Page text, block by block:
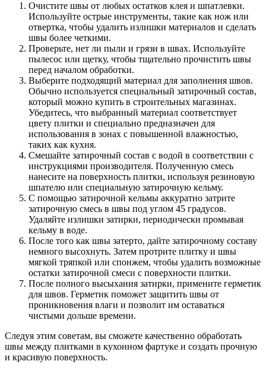
Очистите швы от любых остатков клея и шпатлевки.
Используйте острые инструменты, такие как нож или
отвертка, чтобы удалить излишки материалов и сделать
швы более четкими.
Проверьте, нет ли пыли и грязи в швах. Используйте
пылесос или щетку, чтобы тщательно прочистить швы
перед началом обработки.
Выберите подходящий материал для заполнения швов.
Обычно используется специальный затирочный состав,
который можно купить в строительных магазинах.
Убедитесь, что выбранный материал соответствует
цвету плитки и специально предназначен для
использования в зонах с повышенной влажностью,
таких как кухня.
Смешайте затирочный состав с водой в соответствии с
инструкциями производителя. Полученную смесь
нанесите на поверхность плитки, используя резиновую
шпателю или специальную затирочную кельму.
С помощью затирочной кельмы аккуратно затрите
затирочную смесь в швы под углом 45 градусов.
Удаляйте излишки затирки, периодически промывая
кельму в воде.
После того как швы затерто, дайте затирочному составу
немного высохнуть. Затем протрите плитку и швы
мягкой тряпкой или спонжем, чтобы удалить возможные
остатки затирочной смеси с поверхности плитки.
После полного высыхания затирки, примените герметик
для швов. Герметик поможет защитить швы от
проникновения влаги и позволит им оставаться
чистыми дольше времени.
Следуя этим советам, вы сможете качественно обработать
швы между плитками в кухонном фартуке и создать прочную
и красивую поверхность.